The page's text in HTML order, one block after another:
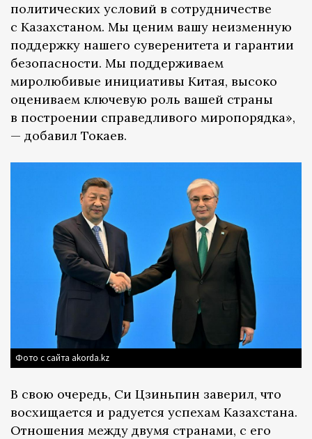
политических условий в сотрудничестве
с Казахстаном. Мы ценим вашу неизменную
поддержку нашего суверенитета и гарантии
безопасности. Мы поддерживаем
миролюбивые инициативы Китая, высоко
оцениваем ключевую роль вашей страны
в построении справедливого миропорядка»,
— добавил Токаев.
Фото с сайта akorda.kz
В свою очередь, Си Цзиньпин заверил, что
восхищается и радуется успехам Казахстана.
Отношения между двумя странами, с его